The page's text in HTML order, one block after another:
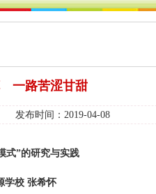
一路苦涩甘甜
时间：2019-04-08
式”的研究与实践
学校 张希怀